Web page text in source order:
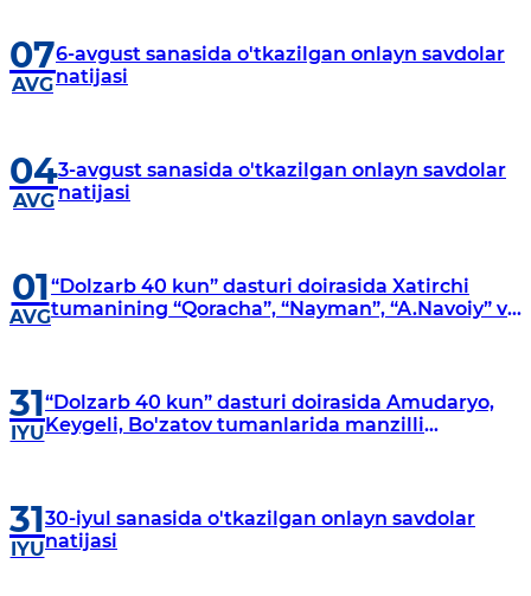
07
AVG
6-avgust sanasida o'tkazilgan onlayn savdolar
natijasi
04
AVG
3-avgust sanasida o'tkazilgan onlayn savdolar
natijasi
01
AVG
“Dolzarb 40 kun” dasturi doirasida Xatirchi
tumanining “Qoracha”, “Nayman”, “A.Navoiy” va
31
IYU
“Dolzarb 40 kun” dasturi doirasida Amudaryo,
Keygeli, Bo'zatov tumanlarida manzilli
31
IYU
30-iyul sanasida o'tkazilgan onlayn savdolar
natijasi